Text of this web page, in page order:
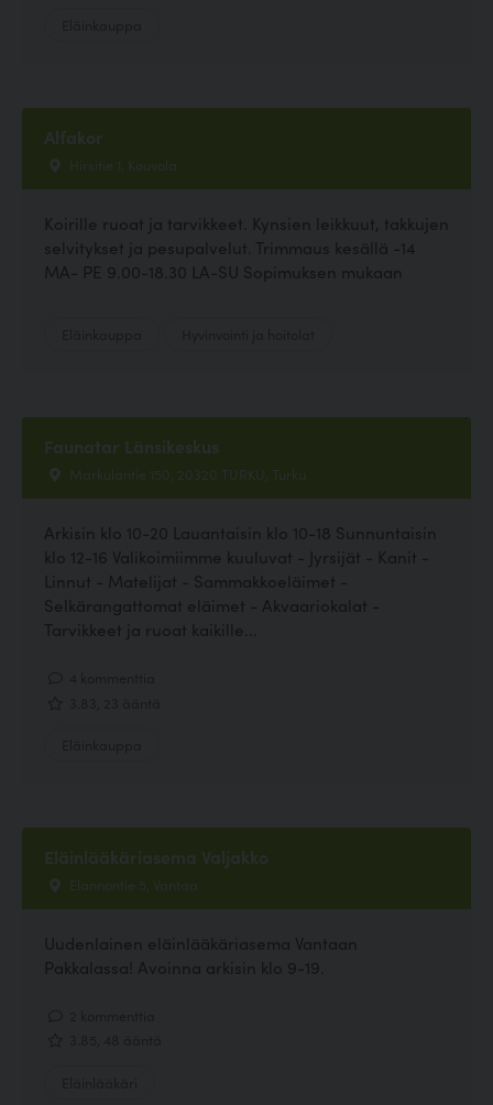
Alfakor
Hirsitie 1, Kouvola
Koirille ruoat ja tarvikkeet. Kynsien leikkuut, takkujen
selvitykset ja pesupalvelut. Trimmaus kesällä -14
MA- PE 9.00-18.30 LA-SU Sopimuksen mukaan
Faunatar Länsikeskus
Markulantie 150, 20320 TURKU, Turku
Arkisin klo 10-20 Lauantaisin klo 10-18 Sunnuntaisin
klo 12-16 Valikoimiimme kuuluvat - Jyrsijät - Kanit -
Linnut - Matelijat - Sammakkoeläimet -
Selkärangattomat eläimet - Akvaariokalat -
Tarvikkeet ja ruoat kaikille...
Eläinlääkäriasema Valjakko
Elannontie 5, Vantaa
Uudenlainen eläinlääkäriasema Vantaan
Pakkalassa! Avoinna arkisin klo 9-19.